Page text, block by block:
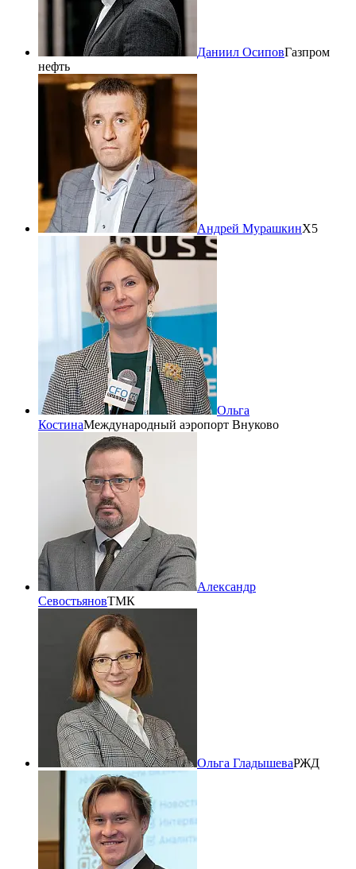
Даниил ОсиповГазпром
нефть
Андрей МурашкинХ5
Ольга
КостинаМеждународный аэропорт Внуково
Александр
СевостьяновТМК
Ольга ГладышеваРЖД